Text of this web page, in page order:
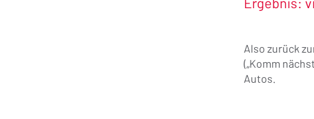
Also zurück
(„Komm
Autos.